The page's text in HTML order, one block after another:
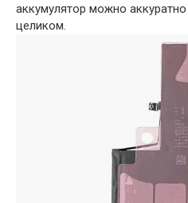
аккумулятор можно
целиком.